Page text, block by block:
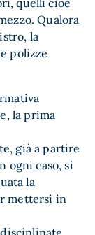
quelli cioè
Qualora
la
polizze
la prima
già a partire
ogni caso, si
la
mettersi in